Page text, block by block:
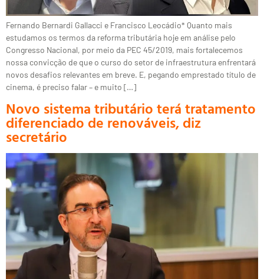
Fernando Bernardi Gallacci e Francisco Leocádio* Quanto mais
estudamos os termos da reforma tributária hoje em análise pelo
Congresso Nacional, por meio da PEC 45/2019, mais fortalecemos
nossa convicção de que o curso do setor de infraestrutura enfrentará
novos desafios relevantes em breve. E, pegando emprestado título de
cinema, é preciso falar – e muito […]
Novo sistema tributário terá tratamento
diferenciado de renováveis, diz
secretário